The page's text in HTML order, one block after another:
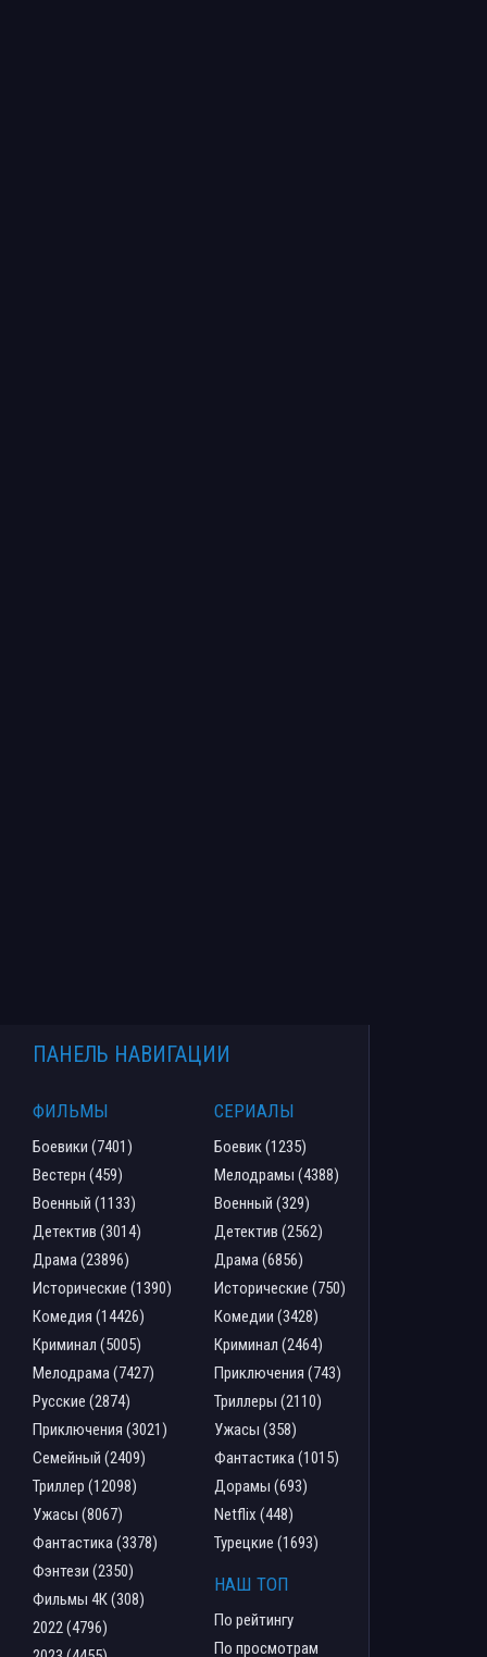
ПАНЕЛЬ НАВИГАЦИИ
ФИЛЬМЫ
Боевики (7401)
Вестерн (459)
Военный (1133)
Детектив (3014)
Драма (23896)
Исторические (1390)
Комедия (14426)
Криминал (5005)
Мелодрама (7427)
Русские (2874)
Приключения (3021)
Семейный (2409)
Триллер (12098)
Ужасы (8067)
Фантастика (3378)
Фэнтези (2350)
Фильмы 4К (308)
2022 (4796)
СЕРИАЛЫ
Боевик (1235)
Мелодрамы (4388)
Военный (329)
Детектив (2562)
Драма (6856)
Исторические (750)
Комедии (3428)
Криминал (2464)
Приключения (743)
Триллеры (2110)
Ужасы (358)
Фантастика (1015)
Дорамы (693)
Netflix (448)
Турецкие (1693)
НАШ ТОП
По рейтингу
По просмотрам